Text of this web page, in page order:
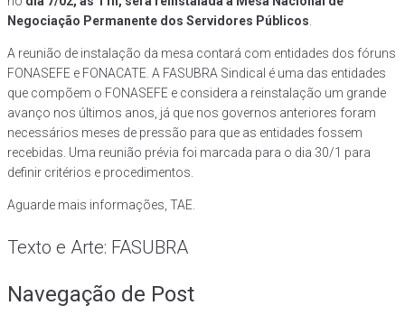
Negociação Permanente dos Servidores Públicos.
A reunião de instalação da mesa contará com entidades dos fóruns
FONASEFE e FONACATE. A FASUBRA Sindical é uma das entidades
que compõem o FONASEFE e considera a reinstalação um grande
avanço nos últimos anos, já que nos governos anteriores foram
necessários meses de pressão para que as entidades fossem
recebidas. Uma reunião prévia foi marcada para o dia 30/1 para
definir critérios e procedimentos.
Aguarde mais informações, TAE.
Texto e Arte: FASUBRA
Navegação de Post